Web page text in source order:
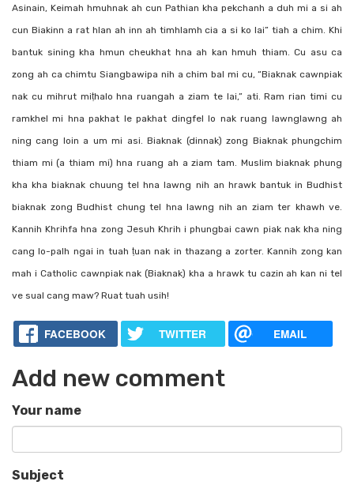
Asinain, Keimah hmuhnak ah cun Pathian kha pekchanh a duh mi a si ah
cun Biakinn a rat hlan ah inn ah timhlamh cia a si ko lai” tiah a chim. Khi
bantuk sining kha hmun cheukhat hna ah kan hmuh thiam. Cu asu ca
zong ah ca chimtu Siangbawipa nih a chim bal mi cu, “Biaknak cawnpiak
nak cu mihrut miṭhalo hna ruangah a ziam te lai,” ati. Ram rian timi cu
ramkhel mi hna pakhat le pakhat dingfel lo nak ruang lawnglawng ah
ning cang loin a um mi asi. Biaknak (dinnak) zong Biaknak phungchim
thiam mi (a thiam mi) hna ruang ah a ziam tam. Muslim biaknak phung
kha kha biaknak chuung tel hna lawng nih an hrawk bantuk in Budhist
biaknak zong Budhist chung tel hna lawng nih an ziam ter khawh ve.
Kannih Khrihfa hna zong Jesuh Khrih i phungbai cawn piak nak kha ning
cang lo-palh ngai in tuah ṭuan nak in thazang a zorter. Kannih zong kan
mah i Catholic cawnpiak nak (Biaknak) kha a hrawk tu cazin ah kan ni tel
ve sual cang maw? Ruat tuah usih!
FACEBOOK TWITTER EMAIL
Add new comment
Your name
Subject